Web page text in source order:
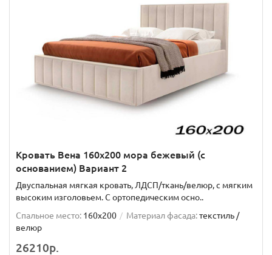
Кровать Вена 160х200 мора бежевый (с
основанием) Вариант 2
Двуспальная мягкая кровать, ЛДСП/ткань/велюр, с мягким
высоким изголовьем. C ортопедическим осно..
Спальное место: 160x200 Материал фасада:текстиль /
велюр
26210р.